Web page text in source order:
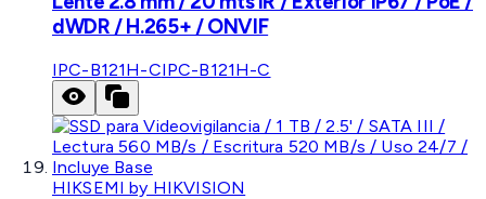
dWDR / H.265+ / ONVIF
IPC-B121H-CIPC-B121H-C
HIKSEMI by HIKVISION